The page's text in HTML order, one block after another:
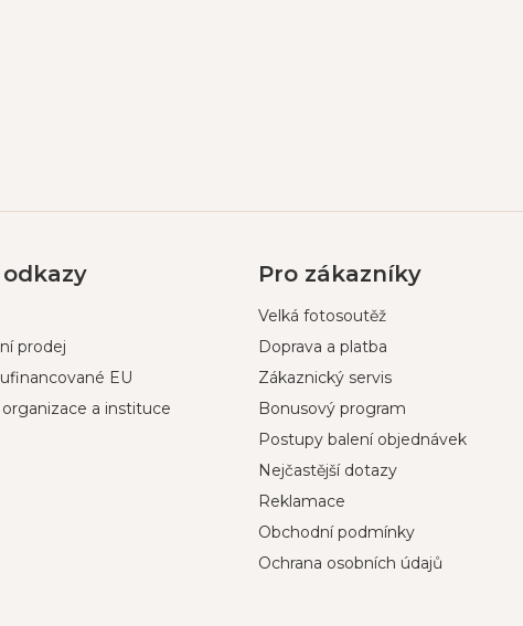
prodej
EU
a instituce
Pro zákazníky
Velká fotosoutěž
Doprava a platba
Zákaznický servis
Bonusový program
Postupy balení objednávek
Nejčastější dotazy
Reklamace
Obchodní podmínky
Ochrana osobních údajů